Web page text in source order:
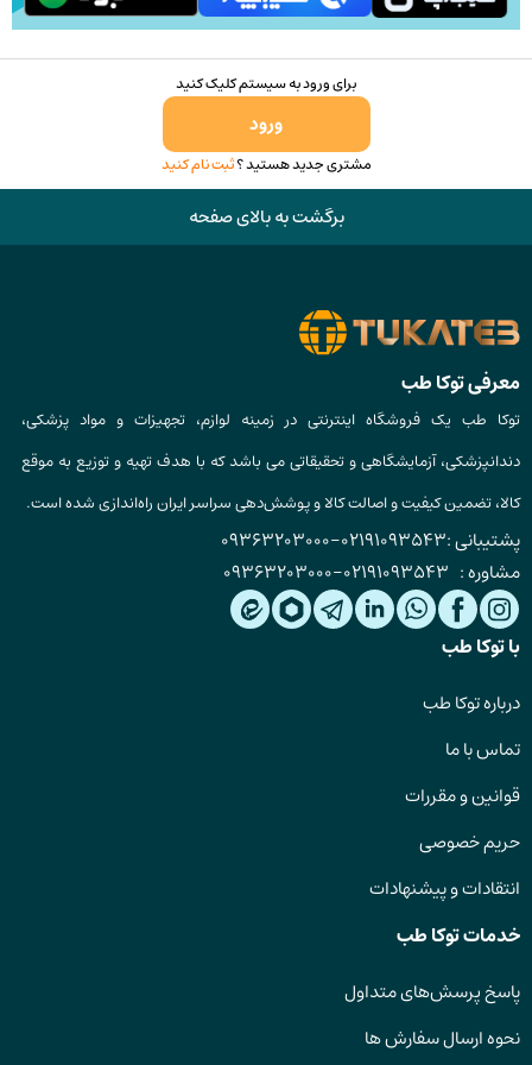
انتخاب
برای ورود به سیستم کلیک کنید
ورود
مشتری جدید هستید ؟ثبت نام کنید
برگشت به بالای صفحه
معرفی توکا طب
توکا طب یک فروشگاه اینترنتی در زمینه لوازم، تجهیزات و مواد پزشکی،
دندانپزشکی، آزمایشگاهی و تحقیقاتی می باشد که با هدف تهیه و توزیع به موقع
کالا، تضمین کیفیت و اصالت کالا و پوشش‌دهی سراسر ایران راه‌اندازی شده است.
پشتیبانی :02191093543
-
09363203000
مشاوره : 02191093543
-
09363203000
با توکا طب
درباره توکا طب
تماس با ما
قوانین و مقررات
حریم خصوصی
انتقادات و پیشنهادات
خدمات توکا طب
پاسخ پرسش‌های متداول
نحوه ارسال سفارش ها